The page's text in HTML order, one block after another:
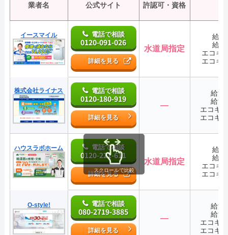
業者名 公式サイト 許認可・資格
イースマイル 電話で相談
0120-091-026
詳細を見る
水道局指定
給
給
エコキ
エコキ
株式会社ライナス 電話で相談
0120-180-919
詳細を見る
―
給湯
給湯
エコキ
エコキ
ハウスラボホーム 電話で相談
0120-221-611
詳細を見る
水道局指定
給
給
エコキ
エコキ
O-style! 電話で相談
080-2719-3885
詳細を見る
―
給湯
給湯
エコキ
エコキ
スクロールで比較